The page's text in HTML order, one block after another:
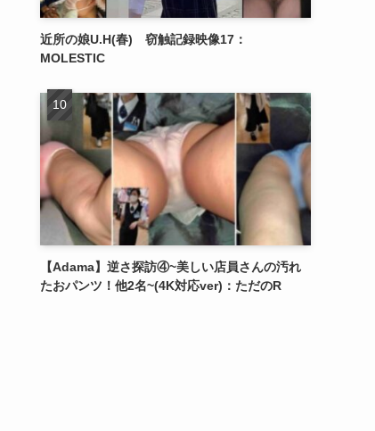
近所の娘U.H(春) 窃触記録映像17：
MOLESTIC
【Adama】逆さ探訪④~美しい店員さんの汚れ
たおパンツ！他2名~(4K対応ver)：ただのR